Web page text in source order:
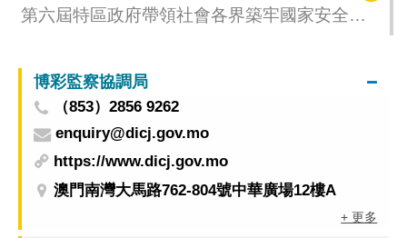
第六屆特區政府帶領社會各界築牢國家安全屏
博彩監察協調局
（853）2856 9262
enquiry@dicj.gov.mo
https://www.dicj.gov.mo
澳門南灣大馬路762-804號中華廣場12樓A
+ 更多